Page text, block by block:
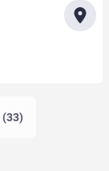
(33)